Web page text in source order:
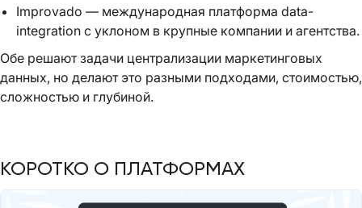
Improvado — международная платформа data-
integration с уклоном в крупные компании и агентства.
Обе решают задачи централизации маркетинговых
данных, но делают это разными подходами, стоимостью,
сложностью и глубиной.
КОРОТКО О ПЛАТФОРМАХ